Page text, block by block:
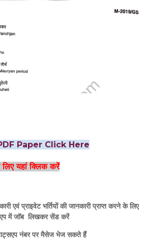
Paper Click Here
यहां क्लिक करें
एवं प्राइवेट भर्तियों की जानकारी प्राप्त करने के लिए
में जॉब लिखकर सेंड करें
नंबर पर मैसेज भेज सकते हैं